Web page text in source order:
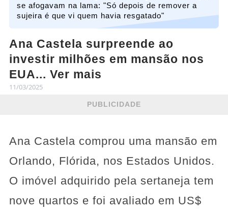
se afogavam na lama: "Só depois de remover a
sujeira é que vi quem havia resgatado"
Ana Castela surpreende ao
investir milhões em mansão nos
EUA... Ver mais
11/03/2025
PUBLICIDADE
Ana Castela comprou uma mansão em
Orlando, Flórida, nos Estados Unidos.
O imóvel adquirido pela sertaneja tem
nove quartos e foi avaliado em US$